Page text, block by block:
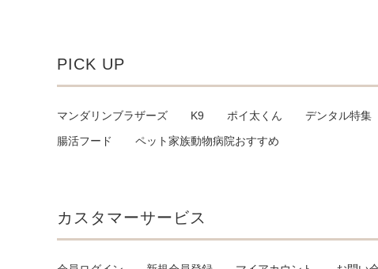
PICK UP
マンダリンブラザーズ K9 ポイ太くん デンタル特集
腸活フード
ペット家族動物病院おすすめ
カスタマーサービス